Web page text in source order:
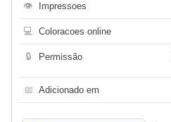
👁 Impressoes
💻 Coloracoes online
🔒 Permissão
📅 Adicionado em